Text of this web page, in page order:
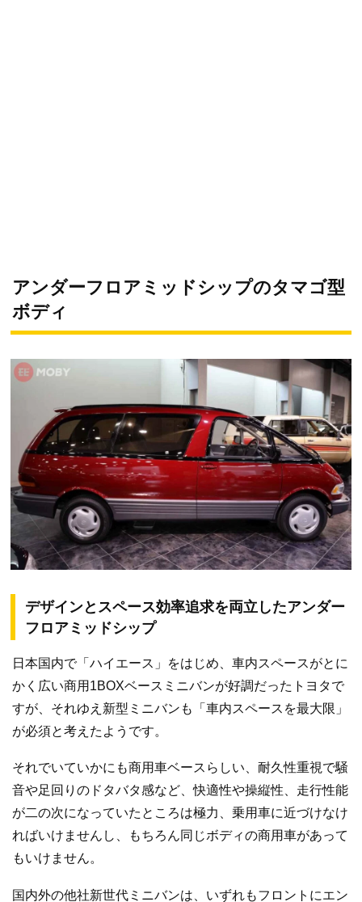
アンダーフロアミッドシップのタマゴ型
ボディ
デザインとスペース効率追求を両立したアンダー
フロアミッドシップ
日本国内で「ハイエース」をはじめ、車内スペースがとに
かく広い商用1BOXベースミニバンが好調だったトヨタで
すが、それゆえ新型ミニバンも「車内スペースを最大限」
が必須と考えたようです。
それでいていかにも商用車ベースらしい、耐久性重視で騒
音や足回りのドタバタ感など、快適性や操縦性、走行性能
が二の次になっていたところは極力、乗用車に近づけなけ
ればいけませんし、もちろん同じボディの商用車があって
もいけません。
国内外の他社新世代ミニバンは、いずれもフロントにエン